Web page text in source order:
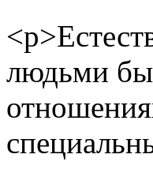
людьми